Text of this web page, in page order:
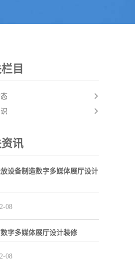
目
讯
设备制造数字多媒体展厅设计
08
字多媒体展厅设计装修
08